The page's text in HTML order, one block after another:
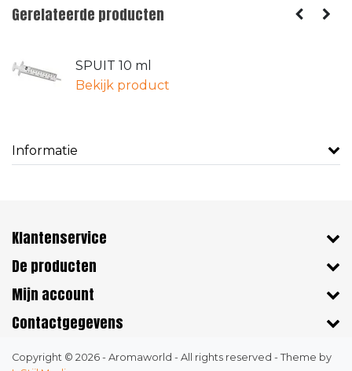
Gerelateerde producten
SPUIT 10 ml
Bekijk product
Informatie
Klantenservice
De producten
Mijn account
Contactgegevens
Copyright © 2026 - Aromaworld - All rights reserved - Theme by